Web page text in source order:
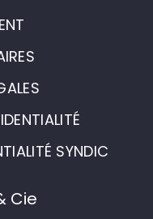
SYNDIC
Cie